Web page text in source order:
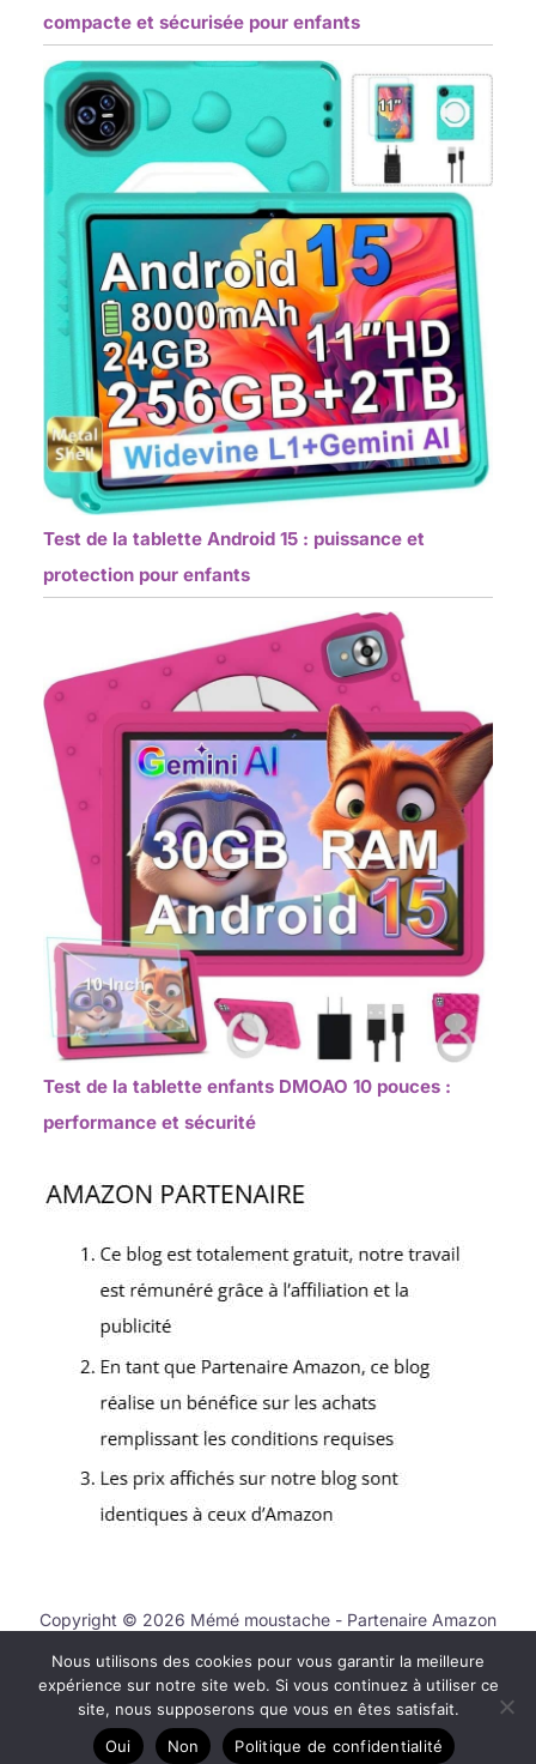
compacte et sécurisée pour enfants
Test de la tablette Android 15 : puissance et
protection pour enfants
Test de la tablette enfants DMOAO 10 pouces :
performance et sécurité
Copyright © 2026 Mémé moustache - Partenaire Amazon
Contact
Mentions légales
Politique de confidentialité
Nous utilisons des cookies pour vous garantir la meilleure
expérience sur notre site web. Si vous continuez à utiliser ce
site, nous supposerons que vous en êtes satisfait.
Oui
Non Politique de confidentialité